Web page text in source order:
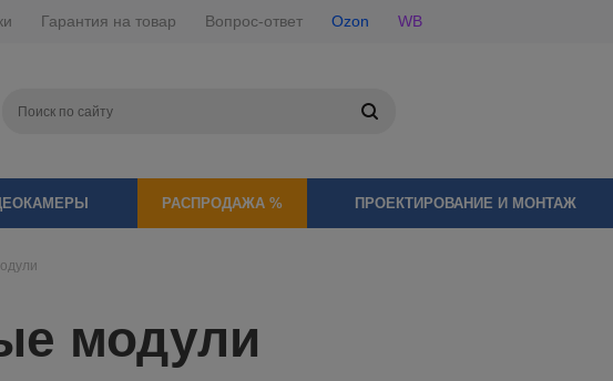
Гарантия на товар Вопрос-ответ Ozon WB
РАСПРОДАЖА % ПРОЕКТИРОВАНИЕ И МОНТАЖ
модули